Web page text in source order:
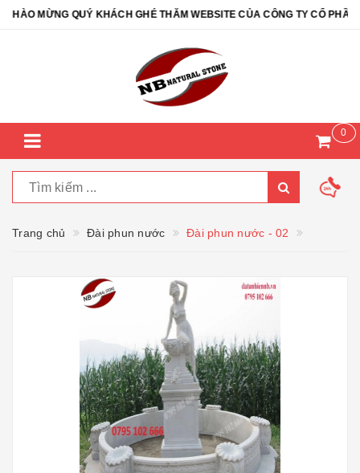
MỪNG QUÝ KHÁCH GHÉ THĂM WEBSITE CỦA CÔNG TY CỔ PHẦN
0
Trang chủ Đài phun nước Đài phun nước - 02